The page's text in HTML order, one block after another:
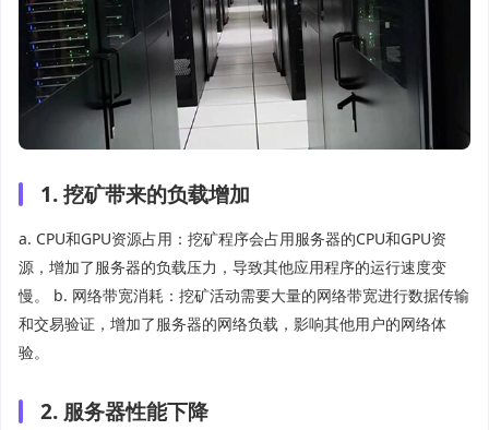
1. 挖矿带来的负载增加
a. CPU和GPU资源占用：挖矿程序会占用服务器的CPU和GPU资
源，增加了服务器的负载压力，导致其他应用程序的运行速度变
慢。 b. 网络带宽消耗：挖矿活动需要大量的网络带宽进行数据传输
和交易验证，增加了服务器的网络负载，影响其他用户的网络体
验。
2. 服务器性能下降